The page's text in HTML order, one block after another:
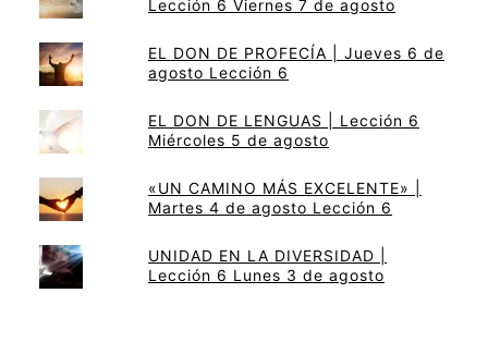
Lección 6 Viernes 7 de agosto
EL DON DE PROFECÍA | Jueves 6 de
agosto Lección 6
EL DON DE LENGUAS | Lección 6
Miércoles 5 de agosto
«UN CAMINO MÁS EXCELENTE» |
Martes 4 de agosto Lección 6
UNIDAD EN LA DIVERSIDAD |
Lección 6 Lunes 3 de agosto